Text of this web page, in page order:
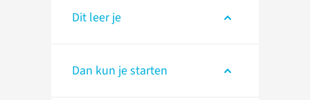
Dit leer je
Dan kun je starten